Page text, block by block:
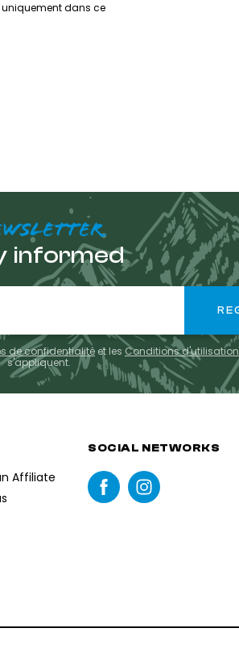
uniquement dans ce
informed
de confidentialité et les Conditions d'utilisation
s'appliquent.
Affiliate
SOCIAL NETWORKS